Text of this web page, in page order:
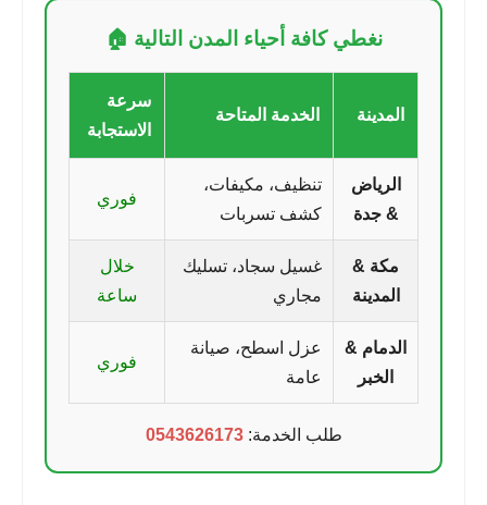
نغطي كافة أحياء المدن التالية 🏠
المدينة الخدمة المتاحة
سرعة
الاستجابة
الرياض
& جدة
تنظيف، مكيفات،
كشف تسربات
فوري
مكة &
المدينة
غسيل سجاد، تسليك
مجاري
خلال
ساعة
الدمام &
الخبر
عزل اسطح، صيانة
عامة
فوري
طلب الخدمة:0543626173